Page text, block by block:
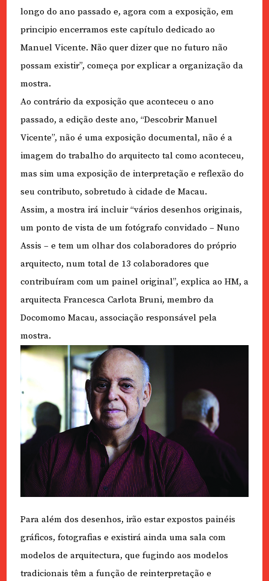
longo do ano passado e, agora com a exposição, em
principio encerramos este capítulo dedicado ao
Manuel Vicente. Não quer dizer que no futuro não
possam existir”, começa por explicar a organização da
mostra.
Ao contrário da exposição que aconteceu o ano
passado, a edição deste ano, “Descobrir Manuel
Vicente”, não é uma exposição documental, não é a
imagem do trabalho do arquitecto tal como aconteceu,
mas sim uma exposição de interpretação e reflexão do
seu contributo, sobretudo à cidade de Macau.
Assim, a mostra irá incluir “vários desenhos originais,
um ponto de vista de um fotógrafo convidado – Nuno
Assis – e tem um olhar dos colaboradores do próprio
arquitecto, num total de 13 colaboradores que
contribuíram com um painel original”, explica ao HM, a
arquitecta Francesca Carlota Bruni, membro da
Docomomo Macau, associação responsável pela
mostra.
Para além dos desenhos, irão estar expostos painéis
gráficos, fotografias e existirá ainda uma sala com
modelos de arquitectura, que fugindo aos modelos
tradicionais têm a função de reinterpretação e